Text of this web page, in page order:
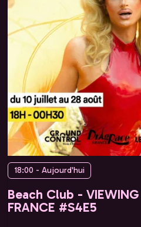
18:00 - Aujourd'hui
Beach Club - VIEWING
FRANCE #S4E5